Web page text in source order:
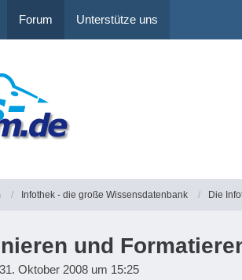
Forum Unterstütze uns
Infothek - die große Wissensdatenbank Die
und
31. Oktober 2008 um 15:25